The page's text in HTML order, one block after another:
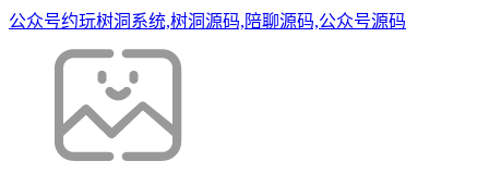
公众号约玩树洞系统,树洞源码,陪聊源码,公众号源码